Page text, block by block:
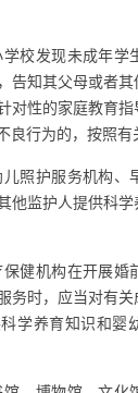
学校发现未成年学
告知其父母或者
对性的家庭教育
良行为的，按照有
儿照护服务机构、
他监护人提供科
保健机构在开展婚
务时，应当对有
学养育知识和婴